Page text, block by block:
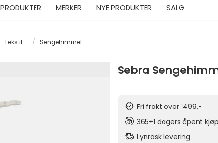
PRODUKTER MERKER NYE PRODUKTER SALG
Tekstil / Sengehimmel
Sebra
Fri frakt over 1499,-
365+1 dagers åpent kjøp
Lynrask levering